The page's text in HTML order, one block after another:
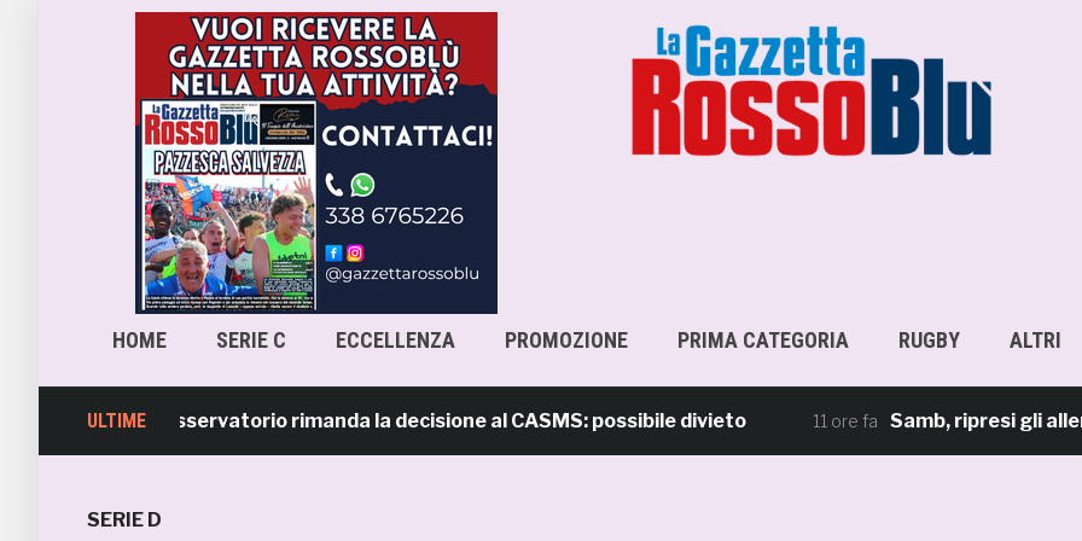
HOME SERIE C ECCELLENZA PROMOZIONE PRIMA CATEGORIA RUGBY ALTRI
ULTIME
Samb, l’Osservatorio rimanda la decisione al CASMS: possibile divieto 11 ore fa Samb, ripresi gli
SERIE D